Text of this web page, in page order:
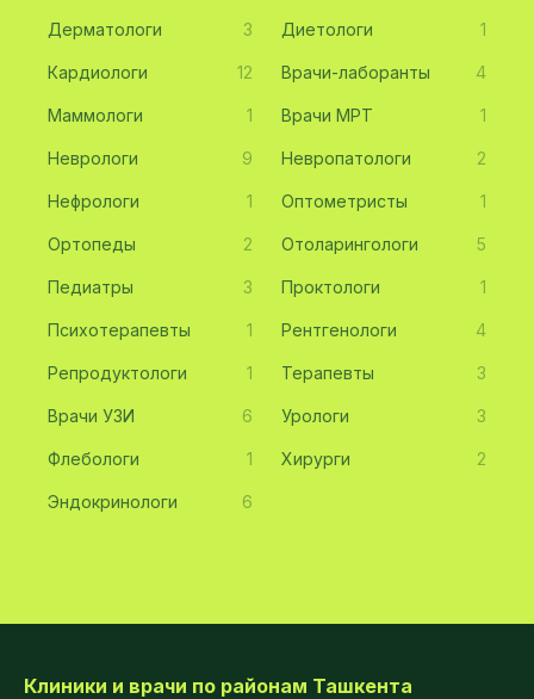
Дерматологи 3 Диетологи 1
Кардиологи 12 Врачи-лаборанты 4
Маммологи 1 Врачи МРТ 1
Неврологи 9 Невропатологи 2
Нефрологи 1 Оптометристы 1
Ортопеды 2 Отоларингологи 5
Педиатры 3 Проктологи 1
Психотерапевты 1 Рентгенологи 4
Репродуктологи 1 Терапевты 3
Врачи УЗИ 6 Урологи 3
Флебологи 1 Хирурги 2
Эндокринологи 6
Клиники и врачи по районам Ташкента